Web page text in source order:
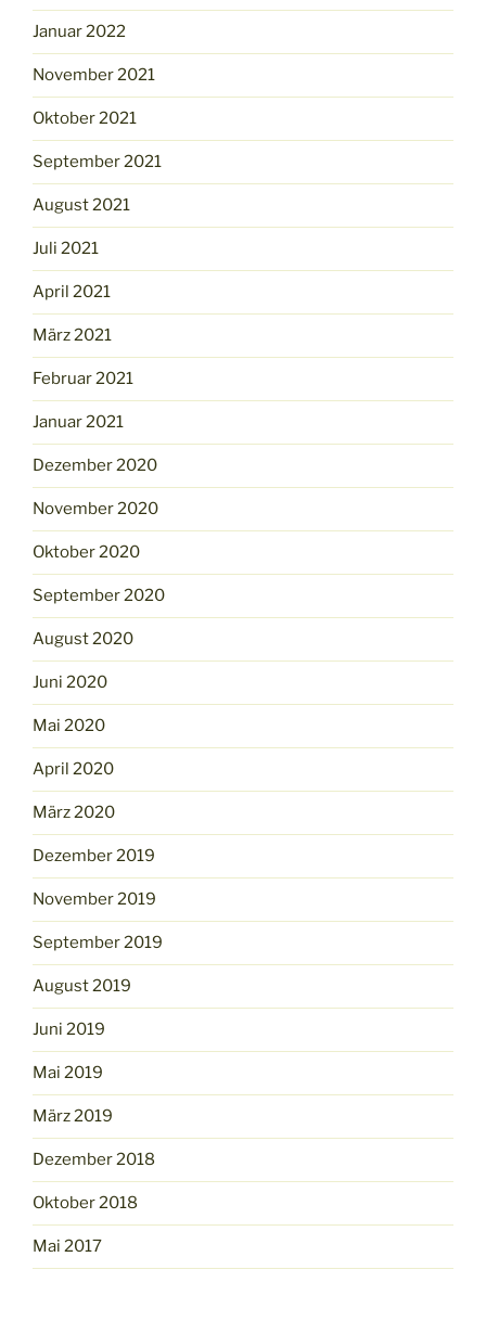
Januar 2022
November 2021
Oktober 2021
September 2021
August 2021
Juli 2021
April 2021
März 2021
Februar 2021
Januar 2021
Dezember 2020
November 2020
Oktober 2020
September 2020
August 2020
Juni 2020
Mai 2020
April 2020
März 2020
Dezember 2019
November 2019
September 2019
August 2019
Juni 2019
Mai 2019
März 2019
Dezember 2018
Oktober 2018
Mai 2017